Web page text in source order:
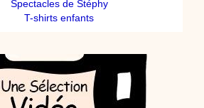
Spectacles de Stéphy
T-shirts enfants